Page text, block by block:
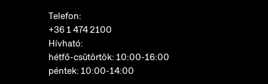
Telefon:
+36 1 474 2100
Hívható:
hétfő-csütörtök: 10:00-16:00
péntek: 10:00-14:00